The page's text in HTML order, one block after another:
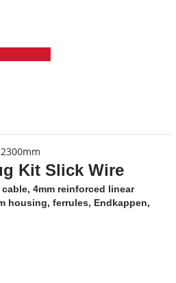
Kit Slick Wire
cable, 4mm reinforced linear
housing, ferrules, Endkappen,